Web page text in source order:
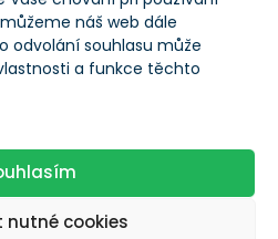
náš web dále
odvolání souhlasu může
a funkce těchto
nutné cookies
Valuace
195 930 726€